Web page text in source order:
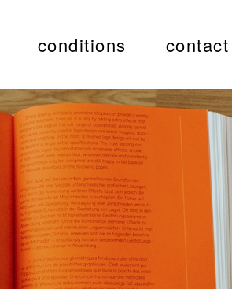
conditions contact